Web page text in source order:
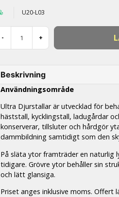
U20-L03
- +
Beskrivning
Användningsområde
Ultra Djurstallar är utvecklad för
häststall, kycklingstall, ladugårdar
konserverar, tillsluter och hårdgör
dammbildning samtidigt som den
På släta ytor framträder en naturlig
tidigare. Grövre ytor behåller sin
och lätt glansiga.
Priset anges inklusive moms. Offert